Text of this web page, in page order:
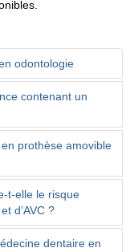
odontologie
contenant un
prothèse amovible
t-elle le risque
d’AVC ?
dentaire en